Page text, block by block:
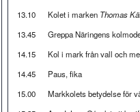
13.10
Kolet i marken Thomas
13.45
Greppa Näringens
14.15
Kol i mark från vall och
14.45
Paus, fika
15.00
Markkolets betydelse för